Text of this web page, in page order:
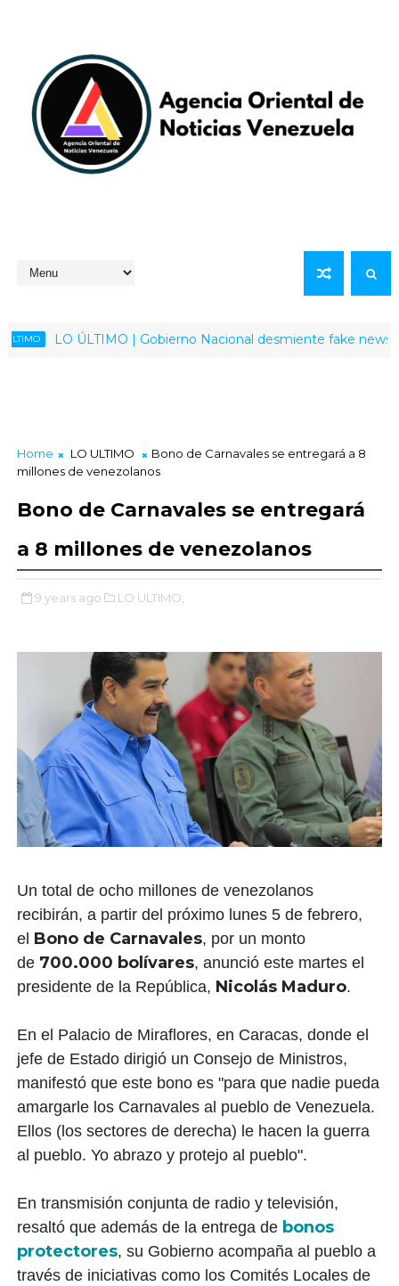
LO ÚLTIMO | Gobierno Nacional desmiente fake news
Home LO ULTIMO
Bono de Carnavales se entregará a 8
millones de venezolanos
Bono de Carnavales se entregará
a 8 millones de venezolanos
9 years ago LO ULTIMO,
Un total de ocho millones de venezolanos
recibirán, a partir del próximo lunes 5 de febrero,
el Bono de Carnavales, por un monto
de 700.000 bolívares, anunció este martes el
presidente de la República, Nicolás Maduro.
En el Palacio de Miraflores, en Caracas, donde el
jefe de Estado dirigió un Consejo de Ministros,
manifestó que este bono es "para que nadie pueda
amargarle los Carnavales al pueblo de Venezuela.
Ellos (los sectores de derecha) le hacen la guerra
al pueblo. Yo abrazo y protejo al pueblo".
En transmisión conjunta de radio y televisión,
resaltó que además de la entrega de bonos
protectores, su Gobierno acompaña al pueblo a
través de iniciativas como los Comités Locales de